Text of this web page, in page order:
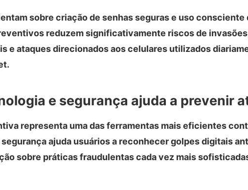
sobre criação de senhas seguras e uso
reduzem significativamente riscos de
e ataques direcionados aos celulares utilizados
e segurança ajuda a prevenir
representa uma das ferramentas mais eficientes
ajuda usuários a reconhecer golpes digitais
sobre práticas fraudulentas cada vez mais